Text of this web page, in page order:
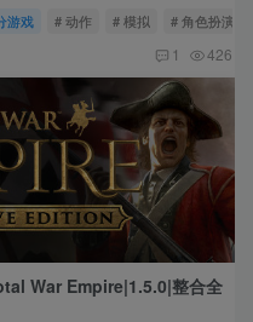
游戏 # 动作 # 模拟 # 角色扮演
1 426
War Empire|1.5.0|整合全